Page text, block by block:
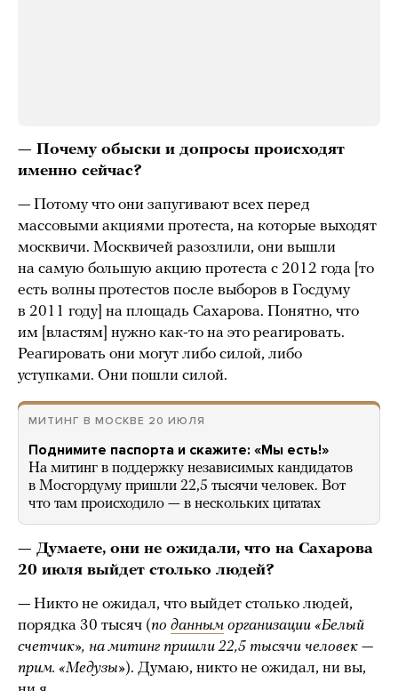
— Почему обыски и допросы происходят
именно сейчас?
— Потому что они запугивают всех перед
массовыми акциями протеста, на которые выходят
москвичи. Москвичей разозлили, они вышли
на самую большую акцию протеста с 2012 года [то
есть волны протестов после выборов в Госдуму
в 2011 году] на площадь Сахарова. Понятно, что
им [властям] нужно как-то на это реагировать.
Реагировать они могут либо силой, либо
уступками. Они пошли силой.
МИТИНГ В МОСКВЕ 20 ИЮЛЯ
Поднимите паспорта и скажите: «Мы есть!»
На митинг в поддержку независимых кандидатов
в Мосгордуму пришли 22,5 тысячи человек. Вот
что там происходило — в нескольких цитатах
— Думаете, они не ожидали, что на Сахарова
20 июля выйдет столько людей?
— Никто не ожидал, что выйдет столько людей,
порядка 30 тысяч (по данным организации «Белый
счетчик», на митинг пришли 22,5 тысячи человек —
прим. «Медузы»). Думаю, никто не ожидал, ни вы,